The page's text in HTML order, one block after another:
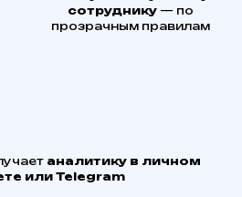
сотруднику — по
прозрачным правилам
аналитику в личном
или Telegram